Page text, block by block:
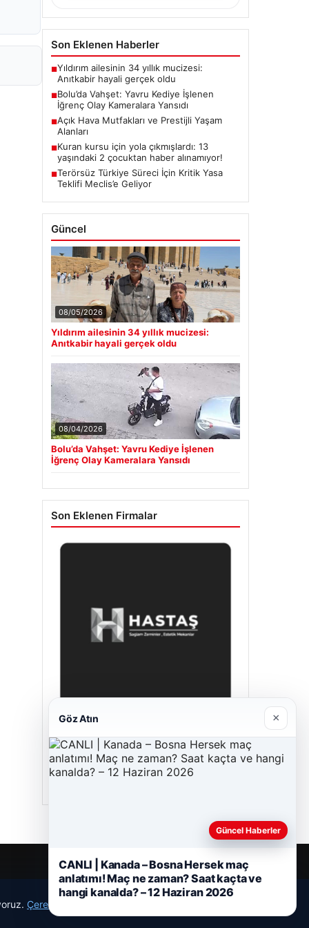
Son Eklenen Haberler
■Yıldırım ailesinin 34 yıllık mucizesi:
Anıtkabir hayali gerçek oldu
■Bolu’da Vahşet: Yavru Kediye İşlenen
İğrenç Olay Kameralara Yansıdı
■Açık Hava Mutfakları ve Prestijli Yaşam
Alanları
■Kuran kursu için yola çıkmışlardı: 13
yaşındaki 2 çocuktan haber alınamıyor!
■Terörsüz Türkiye Süreci İçin Kritik Yasa
Teklifi Meclis’e Geliyor
Güncel
08/05/2026
Yıldırım ailesinin 34 yıllık mucizesi:
Anıtkabir hayali gerçek oldu
08/04/2026
Bolu’da Vahşet: Yavru Kediye İşlenen
İğrenç Olay Kameralara Yansıdı
Son Eklenen Firmalar
Hastaş Beton
05/26/2026
Çerez Politikamız
Göz Atın ×
Güncel Haberler
CANLI | Kanada – Bosna Hersek maç
anlatımı! Maç ne zaman? Saat kaçta ve
hangi kanalda? – 12 Haziran 2026